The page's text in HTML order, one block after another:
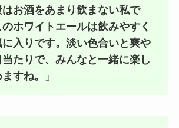
くら？
小梅ちゃん 販売中止の噂は？売っ
ていない噂は本当？
はお酒をあまり飲まない私で
のホワイトエールは飲みやすく
入りです。淡い色合いと爽や
たりで、みんなと一緒に楽し
すね。」